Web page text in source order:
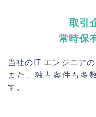
取引
常時保
当社のIT エンジニア
また、独占案件も多
す。